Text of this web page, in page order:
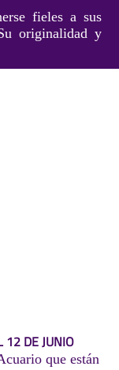
fieles a sus
originalidad y
12 DE JUNIO
que están